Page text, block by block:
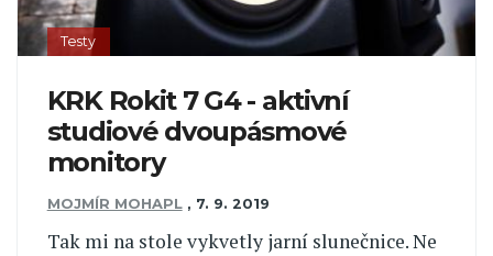
Testy
KRK Rokit 7 G4 - aktivní
studiové dvoupásmové
monitory
MOJMÍR MOHAPL , 7. 9. 2019
Tak mi na stole vykvetly jarní slunečnice. Ne